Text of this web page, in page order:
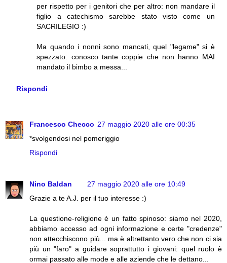
per rispetto per i genitori che per altro: non mandare il
figlio a catechismo sarebbe stato visto come un
SACRILEGIO :)
Ma quando i nonni sono mancati, quel "legame" si è
spezzato: conosco tante coppie che non hanno MAI
mandato il bimbo a messa...
Rispondi
Francesco Checco 27 maggio 2020 alle ore 00:35
*svolgendosi nel pomeriggio
Rispondi
Nino Baldan
27 maggio 2020 alle ore 10:49
Grazie a te A.J. per il tuo interesse :)
La questione-religione è un fatto spinoso: siamo nel 2020,
abbiamo accesso ad ogni informazione e certe "credenze"
non attecchiscono più... ma è altrettanto vero che non ci sia
più un "faro" a guidare soprattutto i giovani: quel ruolo è
ormai passato alle mode e alle aziende che le dettano...